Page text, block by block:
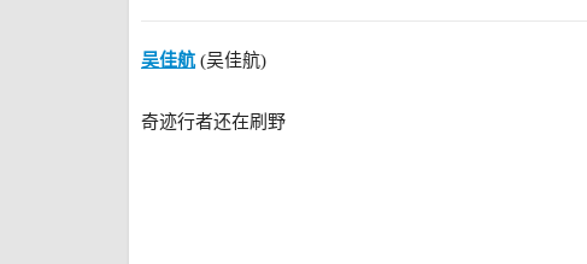
吴佳航 (吴佳航)
奇迹行者还在刷野